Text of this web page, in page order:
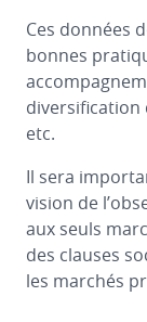
Ces données
bonnes
diversification
etc.
Il sera
vision de
aux seuls
des clauses
les marchés